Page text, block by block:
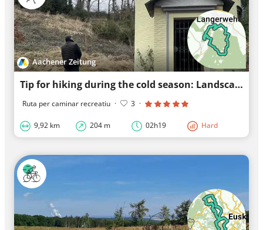
Aachener Zeitung
Tip for hiking during the cold season: Landscape garden Kammerbusch, a gem with history
Ruta per caminar recreatiu · 3 ·
9,92 km 204 m 02h19 Hard